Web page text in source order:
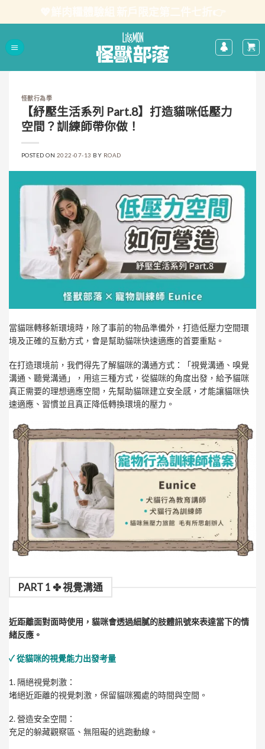
怪獸行為學
【紓壓生活系列 Part.8】打造貓咪低壓力
空間？訓練師帶你做！
POSTED ON 2022-07-13 BY ROAD
當貓咪轉移新環境時，除了事前的物品準備外，打造低壓力空間環
境及正確的互動方式，會是幫助貓咪快速適應的首要重點。
在打造環境前，我們得先了解貓咪的溝通方式：「視覺溝通、嗅覺
溝通、聽覺溝通」，用這三種方式，從貓咪的角度出發，給予貓咪
真正需要的理想適應空間，先幫助貓咪建立安全感，才能讓貓咪快
速適應、習慣並且真正降低轉換環境的壓力。
PART 1 ✤ 視覺溝通
近距離面對面時使用，貓咪會透過細膩的肢體訊號來表達當下的情
緒反應。
✓ 從貓咪的視覺能力出發考量
1. 隔絕視覺刺激：
堵絕近距離的視覺刺激，保留貓咪獨處的時間與空間。
2. 營造安全空間：
充足的躲藏觀察區、無阻礙的逃跑動線。